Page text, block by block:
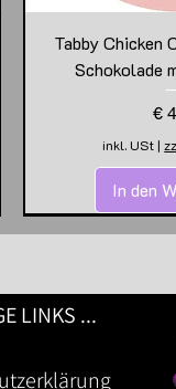
Tabby Chicken
Schokolade
€
inkl. USt |
In den
LINKS ...